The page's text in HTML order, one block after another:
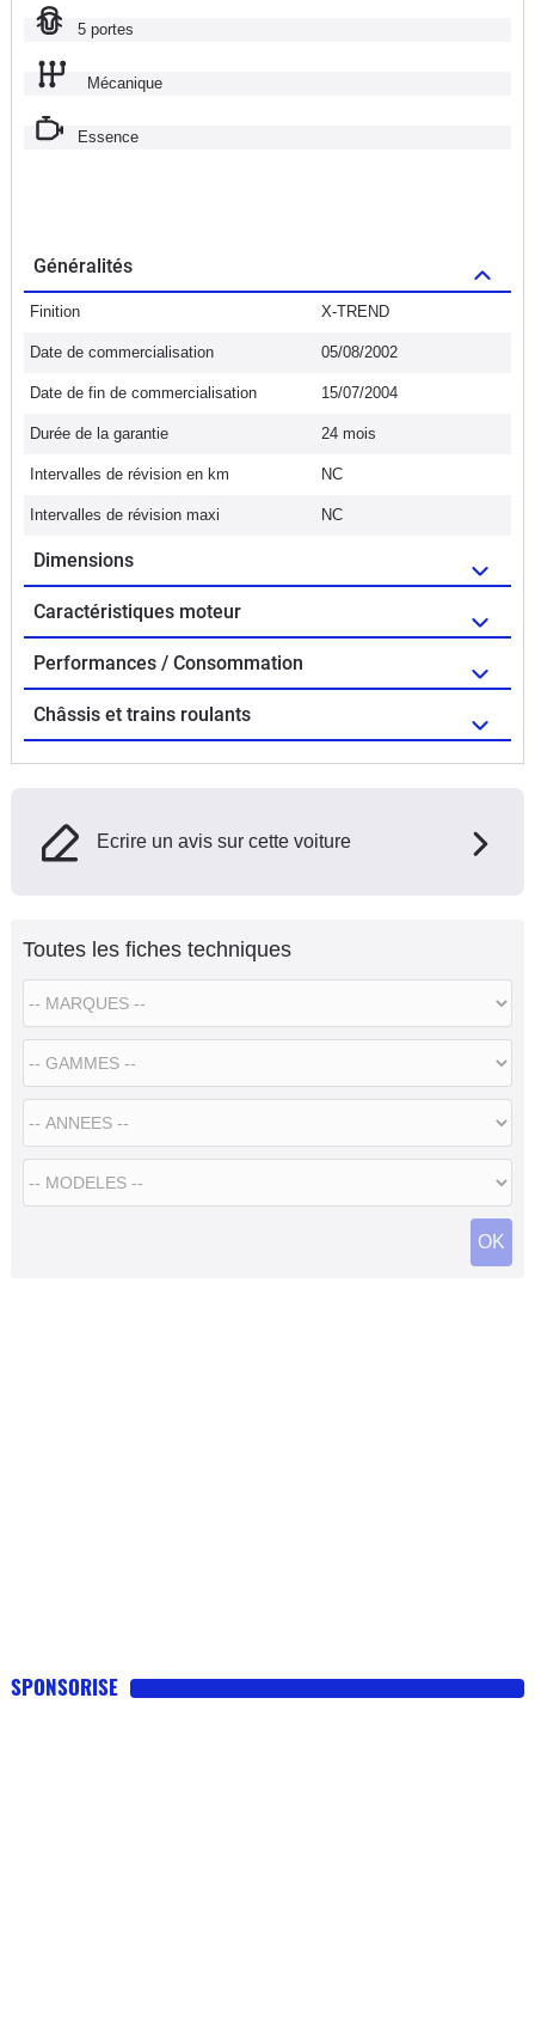
5 portes
Mécanique
Essence
Généralités
Finition X-TREND
Date de commercialisation 05/08/2002
Date de fin de commercialisation 15/07/2004
Durée de la garantie 24 mois
Intervalles de révision en km NC
Intervalles de révision maxi NC
Dimensions
Caractéristiques moteur
Performances / Consommation
Châssis et trains roulants
Ecrire un avis sur cette voiture
Toutes les fiches techniques
SPONSORISE